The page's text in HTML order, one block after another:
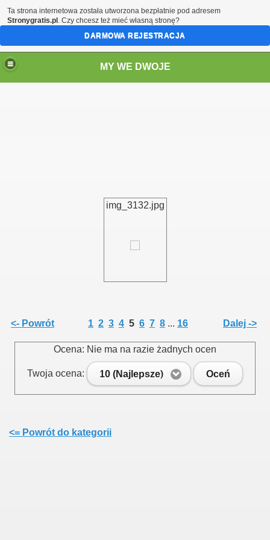
MY WE DWOJE
img_3132.jpg
<- Powrót 1 2 3 4 5 6 7 8 ... 16 Dalej ->
Ocena: Nie ma na razie żadnych ocen
Twoja ocena: 10 (Najlepsze) Oceń
<= Powrót do kategorii
Ta strona internetowa została utworzona bezpłatnie pod adresem
Stronygratis.pl . Czy chcesz też mieć własną stronę?
DARMOWA REJESTRACJA